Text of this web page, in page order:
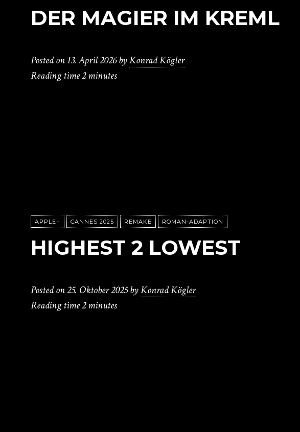
DER MAGIER IM KREML
Posted on13. April 2026byKonrad Kögler
Reading time2 minutes
APPLE+ CANNES 2025 REMAKE ROMAN-ADAPTION
HIGHEST 2 LOWEST
Posted on25. Oktober 2025byKonrad Kögler
Reading time2 minutes